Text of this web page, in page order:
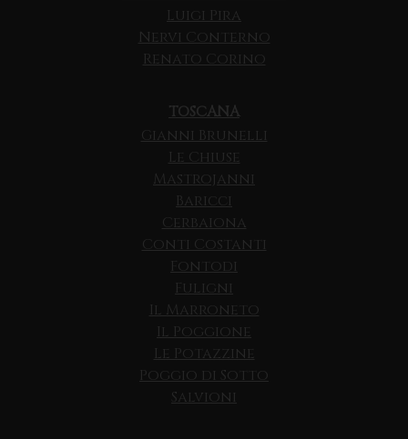
Luigi Pira
Nervi Conterno
Renato Corino
TOSCANA
Gianni Brunelli
Le Chiuse
Mastrojanni
Baricci
Cerbaiona
Conti Costanti
Fontodi
Fuligni
Il Marroneto
Il Poggione
Le Potazzine
Poggio di Sotto
Salvioni